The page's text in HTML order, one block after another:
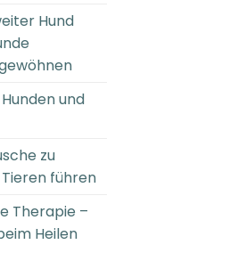
Hund
und
zu
führen
Therapie –
Heilen